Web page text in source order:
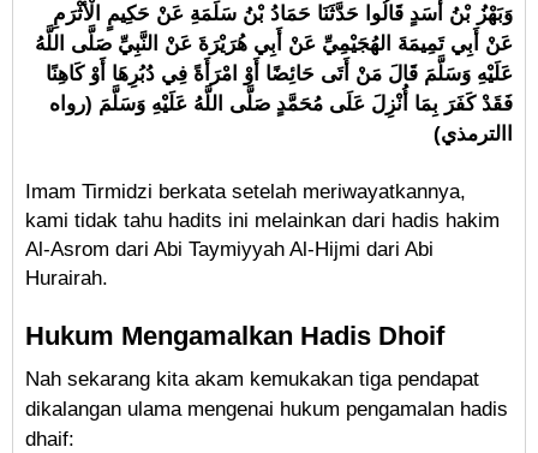
وَبَهْزُ بْنُ أَسَدٍ قَالُوا حَدَّثَنَا حَمَادُ بْنُ سَلَمَةِ عَنْ حَكِيمٍ الْأَثْرَمِ
عَنْ أَبِي تَمِيمَةَ الهُجَيْمِيِّ عَنْ أَبِي هُرَيْرَةَ عَنْ النَّبِيِّ صَلَّى اللَّهُ
عَلَيْهِ وَسَلَّمَ قَالَ مَنْ أَتَى حَائِضًا أَوْ امْرَأَةً فِي دُبُرِهَا أَوْ كَاهِنًا
فَقَدْ كَفَرَ بِمَا أُنْزِلَ عَلَى مُحَمَّدٍ صَلَّى اللَّهُ عَلَيْهِ وَسَلَّمَ (رواه
االترمذي)
Imam Tirmidzi berkata setelah meriwayatkannya,
kami tidak tahu hadits ini melainkan dari hadis hakim
Al-Asrom dari Abi Taymiyyah Al-Hijmi dari Abi
Hurairah.
Hukum Mengamalkan Hadis Dhoif
Nah sekarang kita akam kemukakan tiga pendapat
dikalangan ulama mengenai hukum pengamalan hadis
dhaif: